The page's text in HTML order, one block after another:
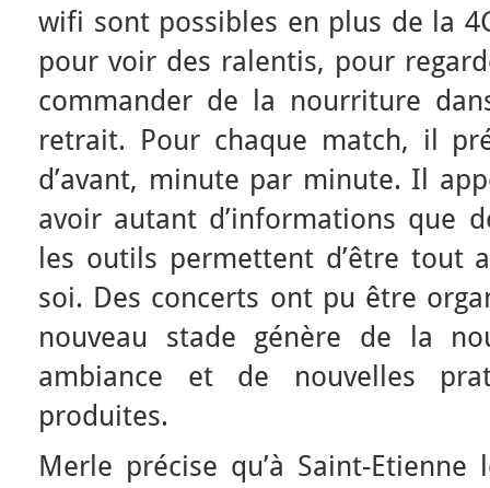
wifi sont possibles en plus de la
pour voir des ralentis, pour
commander de la nourriture
retrait. Pour chaque match, il
d’avant, minute par minute. Il
avoir autant d’informations que
les outils permettent d’être tout
soi. Des concerts ont pu être
nouveau stade génère de la
ambiance et de nouvelles
produites.
Merle précise qu’à Saint-